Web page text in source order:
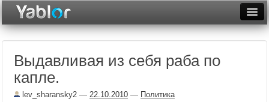
Неделя
Выдавливая из себя раба по
капле.
lev_sharansky2 — 22.10.2010 — Политика